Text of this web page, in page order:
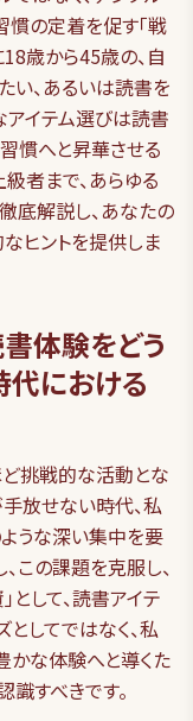
慣の定着を促す「戦
歳から45歳の、自
、あるいは読書を
アイテム選びは読書
慣へと昇華させる
者まで、あらゆる
底解説し、あなたの
ヒントを提供しま
体験をどう
代における
挑戦的な活動とな
手放せない時代、私
うな深い集中を要
この課題を克服し、
して、読書アイテ
してではなく、私
かな体験へと導くた
すべきです。